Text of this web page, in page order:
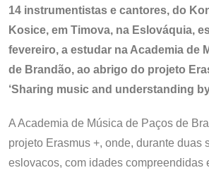
14 instrumentistas e cantores, do
Kosice, em Timova, na Eslováquia,
fevereiro, a estudar na Academia de
de Brandão, ao abrigo do projeto
‘Sharing music and understanding
A Academia de Música de Paços de
projeto Erasmus +, onde, durante duas
eslovacos, com idades compreendidas